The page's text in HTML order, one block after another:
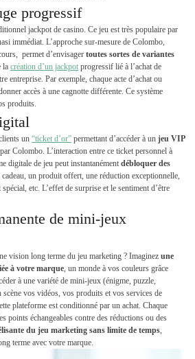
progressif
jackpot de casino. Ce jeu est très populaire par
immédiat. L’approche sur-mesure de Colombo,
permet d’envisager toutes sortes de variantes
la création d’un jackpot progressif lié à l’achat de
entreprise. Par exemple, chaque acte d’achat ou
accès à une cagnotte différente. Ce système
produits.
un “ticket d’or” permettant d’accéder à un jeu VIP
Colombo. L’interaction entre ce ticket personnel à
digitale de jeu peut instantanément débloquer des
cadeau, un produit offert, une réduction exceptionnelle,
etc. L’effet de surprise et le sentiment d’être
de mini-jeux
vision long terme du jeu marketing ? Imaginez une
à votre marque, un monde à vos couleurs grâce
à une variété de mini-jeux (énigme, puzzle,
scène vos vidéos, vos produits et vos services de
plateforme est conditionné par un achat. Chaque
points échangeables contre des réductions ou des
du jeu marketing sans limite de temps,
terme avec votre marque.